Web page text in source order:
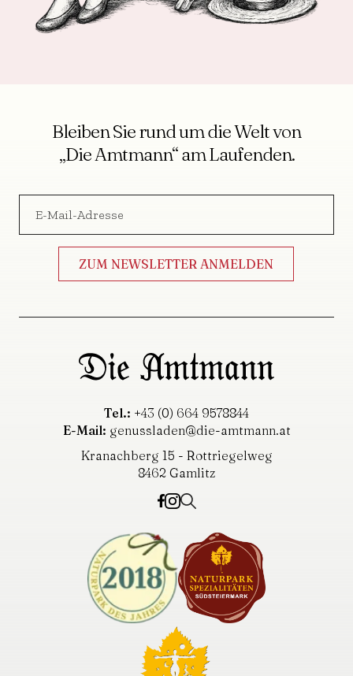
Bleiben Sie rund um die Welt von
„Die Amtmann“ am Laufenden.
Tel.: +43 (0) 664 9578844
E-Mail: genussladen@die-amtmann.at
Kranachberg 15 - Rottriegelweg
8462 Gamlitz